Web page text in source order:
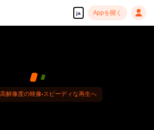
ja Appを開く
高解像度の映像•スピーディな再生へ